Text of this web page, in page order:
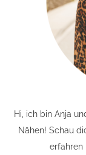
Hi, ich bin Anja
Nähen! Schau
erfahren